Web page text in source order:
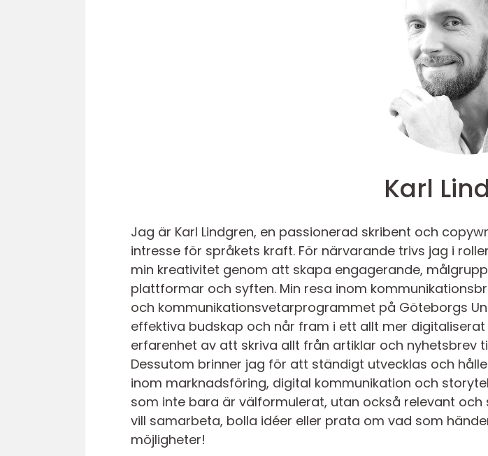
Karl
Jag är Karl Lindgren, en passionerad skribent och
intresse för språkets kraft. För närvarande trivs jag i
min kreativitet genom att skapa engagerande,
plattformar och syften. Min resa inom
och kommunikationsvetarprogrammet på Göteborgs
effektiva budskap och når fram i ett allt mer
erfarenhet av att skriva allt från artiklar och nyhetsbrev
Dessutom brinner jag för att ständigt utvecklas och
inom marknadsföring, digital kommunikation och
som inte bara är välformulerat, utan också relevant
vill samarbeta, bolla idéer eller prata om vad som
möjligheter!